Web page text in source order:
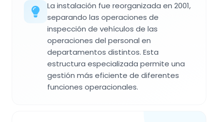
La instalación fue reorganizada en 2001,
separando las operaciones de
inspección de vehículos de las
operaciones del personal en
departamentos distintos. Esta
estructura especializada permite una
gestión más eficiente de diferentes
funciones operacionales.